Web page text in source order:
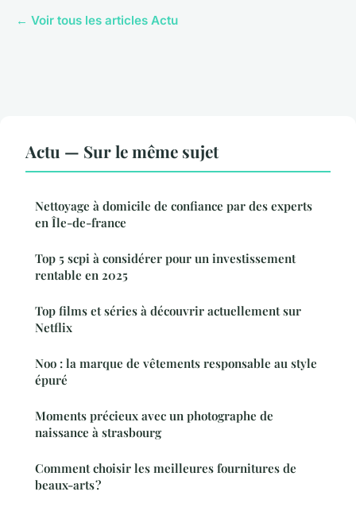
← Voir tous les articles Actu
Actu — Sur le même sujet
Nettoyage à domicile de confiance par des experts
en Île-de-france
Top 5 scpi à considérer pour un investissement
rentable en 2025
Top films et séries à découvrir actuellement sur
Netflix
Noo : la marque de vêtements responsable au style
épuré
Moments précieux avec un photographe de
naissance à strasbourg
Comment choisir les meilleures fournitures de
beaux-arts ?